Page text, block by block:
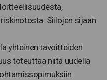
Siilojen sijaan
yhteinen tavoitteiden
toteuttaa niitä uudella